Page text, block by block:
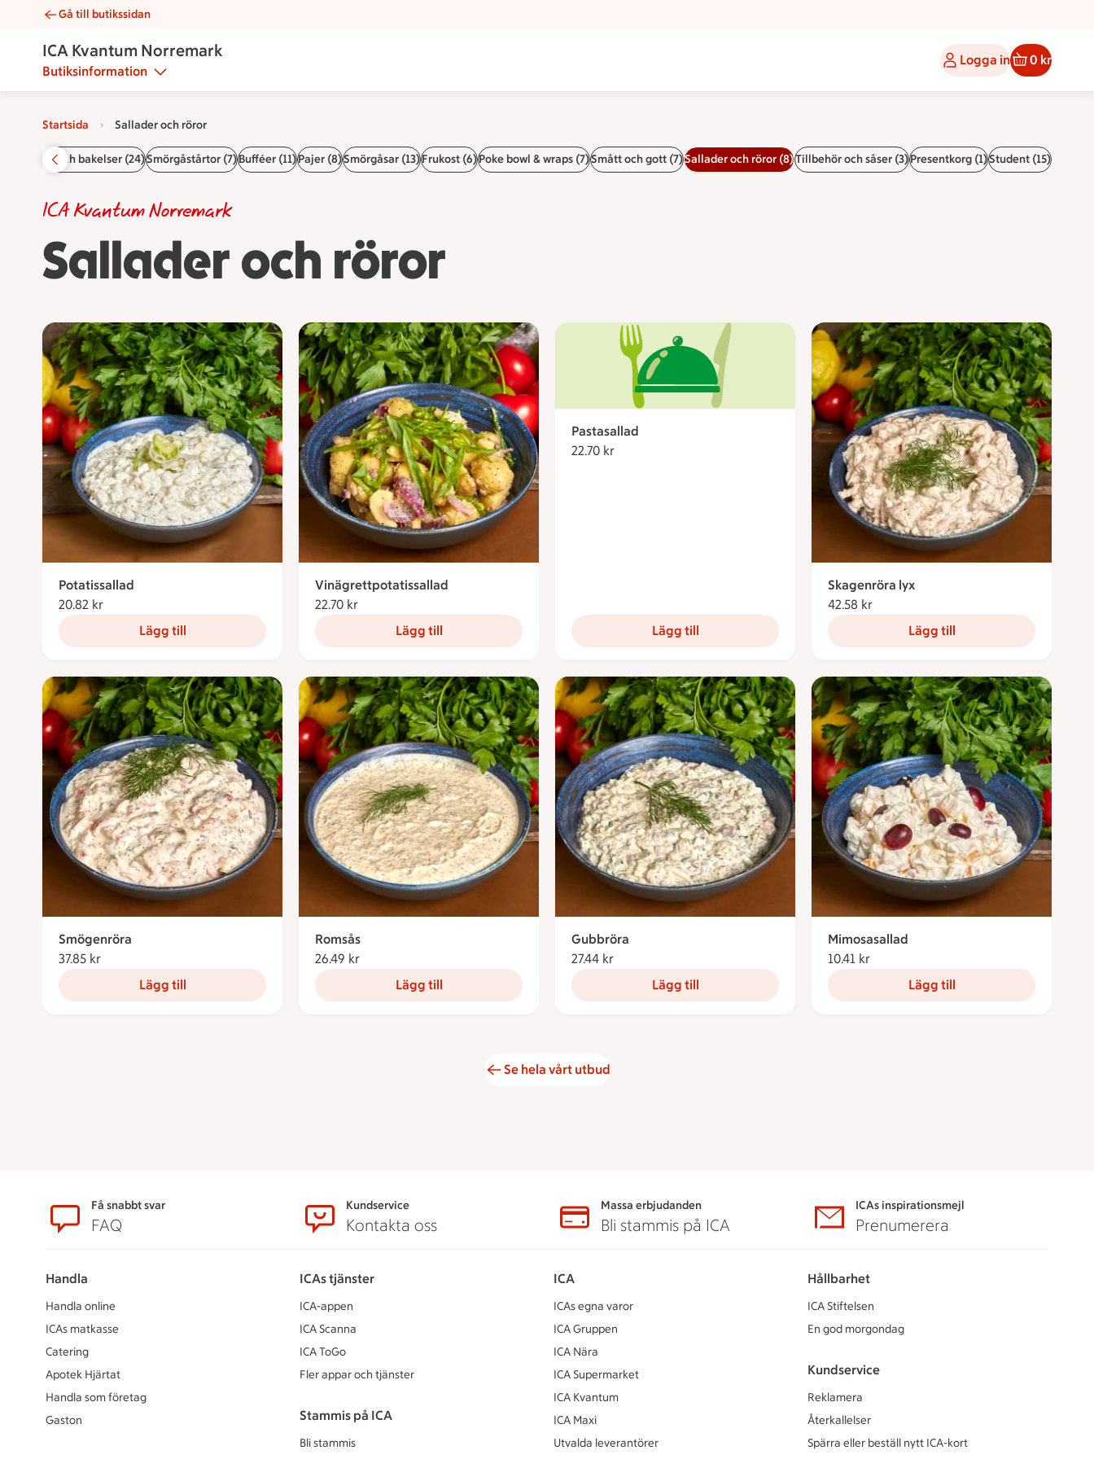
Sallader och röror | Catering ICA Kvantum Norremark
Gå till butikssidan
ICA Kvantum Norremark
Butiksinformation
Logga in 0 kr
Startsida Sallader och röror
Tårtor och bakelser (24)Smörgåstårtor (7)Bufféer (11)Pajer (8)Smörgåsar (13)Frukost (6)Poke bowl & wraps (7)Smått och gott (7)Sallader och röror (8)Tillbehör och såser (3)Presentkorg (1)Student (15)
Sallader och röror
ICA Kvantum Norremark
Potatissallad
20.82 kr
Lägg till
Vinägrettpotatissallad
22.70 kr
Lägg till
Pastasallad
22.70 kr
Lägg till
Skagenröra lyx
42.58 kr
Lägg till
Smögenröra
37.85 kr
Lägg till
Romsås
26.49 kr
Lägg till
Gubbröra
27.44 kr
Lägg till
Mimosasallad
10.41 kr
Lägg till
Se hela vårt utbud
SidfotFå snabbt svar
FAQ
Kundservice
Kontakta oss
Massa erbjudanden
Bli stammis på ICA
ICAs inspirationsmejl
Prenumerera
Handla
Handla online
ICAs matkasse
Catering
Apotek Hjärtat
Handla som företag
Gaston
ICAs tjänster
ICA-appen
ICA Scanna
ICA ToGo
Fler appar och tjänster
Stammis på ICA
Bli stammis
ICA
ICAs egna varor
ICA Gruppen
ICA Nära
ICA Supermarket
ICA Kvantum
ICA Maxi
Utvalda leverantörer
Hållbarhet
ICA Stiftelsen
En god morgondag
Kundservice
Reklamera
Återkallelser
Spärra eller beställ nytt ICA-kort